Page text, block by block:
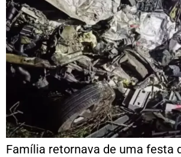
Família retornava de uma festa